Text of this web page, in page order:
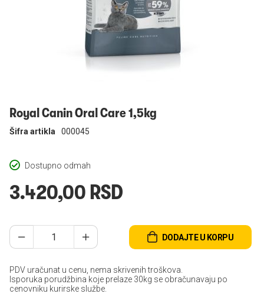
Royal Canin Oral Care 1,5kg
Dostupno odmah
Šifra artikla 000045
3.420,00 RSD
DODAJTE U KORPU
PDV uračunat u cenu, nema skrivenih troškova.
Isporuka porudžbina koje prelaze 30kg se obračunavaju po
cenovniku kurirske službe.